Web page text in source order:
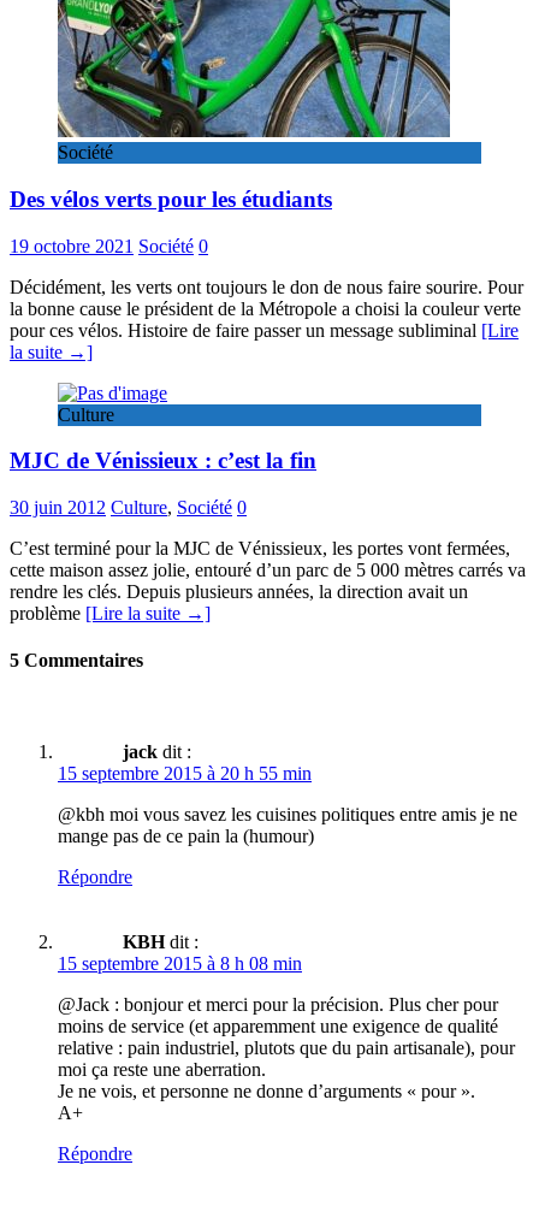
Société
Des vélos verts pour les étudiants
19 octobre 2021 Société 0
Décidément, les verts ont toujours le don de nous faire sourire. Pour
la bonne cause le président de la Métropole a choisi la couleur verte
pour ces vélos. Histoire de faire passer un message subliminal [Lire
la suite →]
Culture
MJC de Vénissieux : c’est la fin
30 juin 2012 Culture, Société 0
C’est terminé pour la MJC de Vénissieux, les portes vont fermées,
cette maison assez jolie, entouré d’un parc de 5 000 mètres carrés va
rendre les clés. Depuis plusieurs années, la direction avait un
problème [Lire la suite →]
5 Commentaires
jack dit :
15 septembre 2015 à 20 h 55 min
@kbh moi vous savez les cuisines politiques entre amis je ne
mange pas de ce pain la (humour)
Répondre
KBH dit :
15 septembre 2015 à 8 h 08 min
@Jack : bonjour et merci pour la précision. Plus cher pour
moins de service (et apparemment une exigence de qualité
relative : pain industriel, plutots que du pain artisanale), pour
moi ça reste une aberration.
Je ne vois, et personne ne donne d’arguments « pour ».
A+
Répondre